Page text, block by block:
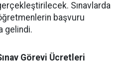
Sınavlarda
başvuru
gelindi.
Görevi Ücretleri